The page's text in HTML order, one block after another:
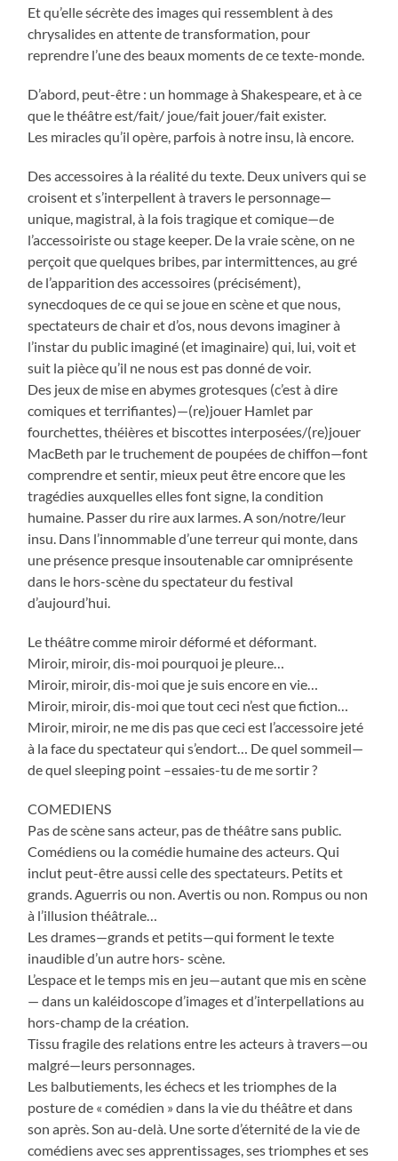
Et qu’elle sécrète des images qui ressemblent à des
chrysalides en attente de transformation, pour
reprendre l’une des beaux moments de ce texte-monde.
D’abord, peut-être : un hommage à Shakespeare, et à ce
que le théâtre est/fait/ joue/fait jouer/fait exister.
Les miracles qu’il opère, parfois à notre insu, là encore.
Des accessoires à la réalité du texte. Deux univers qui se
croisent et s’interpellent à travers le personnage—
unique, magistral, à la fois tragique et comique—de
l’accessoiriste ou stage keeper. De la vraie scène, on ne
perçoit que quelques bribes, par intermittences, au gré
de l’apparition des accessoires (précisément),
synecdoques de ce qui se joue en scène et que nous,
spectateurs de chair et d’os, nous devons imaginer à
l’instar du public imaginé (et imaginaire) qui, lui, voit et
suit la pièce qu’il ne nous est pas donné de voir.
Des jeux de mise en abymes grotesques (c’est à dire
comiques et terrifiantes)—(re)jouer Hamlet par
fourchettes, théières et biscottes interposées/(re)jouer
MacBeth par le truchement de poupées de chiffon—font
comprendre et sentir, mieux peut être encore que les
tragédies auxquelles elles font signe, la condition
humaine. Passer du rire aux larmes. A son/notre/leur
insu. Dans l’innommable d’une terreur qui monte, dans
une présence presque insoutenable car omniprésente
dans le hors-scène du spectateur du festival
d’aujourd’hui.
Le théâtre comme miroir déformé et déformant.
Miroir, miroir, dis-moi pourquoi je pleure…
Miroir, miroir, dis-moi que je suis encore en vie…
Miroir, miroir, dis-moi que tout ceci n’est que fiction…
Miroir, miroir, ne me dis pas que ceci est l’accessoire jeté
à la face du spectateur qui s’endort… De quel sommeil—
de quel sleeping point –essaies-tu de me sortir ?
COMEDIENS
Pas de scène sans acteur, pas de théâtre sans public.
Comédiens ou la comédie humaine des acteurs. Qui
inclut peut-être aussi celle des spectateurs. Petits et
grands. Aguerris ou non. Avertis ou non. Rompus ou non
à l’illusion théâtrale…
Les drames—grands et petits—qui forment le texte
inaudible d’un autre hors- scène.
L’espace et le temps mis en jeu—autant que mis en scène
— dans un kaléidoscope d’images et d’interpellations au
hors-champ de la création.
Tissu fragile des relations entre les acteurs à travers—ou
malgré—leurs personnages.
Les balbutiements, les échecs et les triomphes de la
posture de « comédien » dans la vie du théâtre et dans
son après. Son au-delà. Une sorte d’éternité de la vie de
comédiens avec ses apprentissages, ses triomphes et ses